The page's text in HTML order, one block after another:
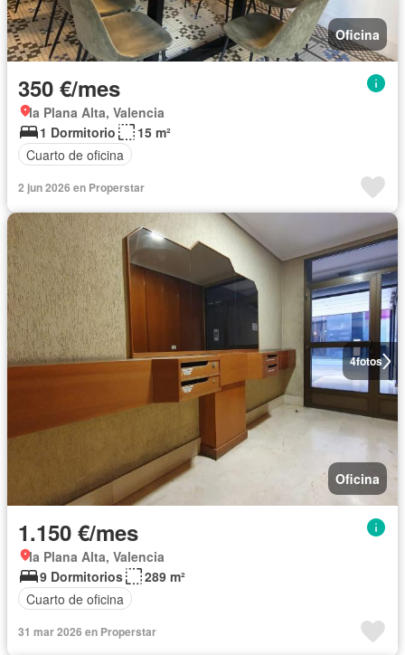
Oficina
350 €/mes
la Plana Alta, Valencia
1 Dormitorio
15 m²
Cuarto de oficina
2 jun 2026 en Properstar
4fotos
Oficina
1.150 €/mes
la Plana Alta, Valencia
9 Dormitorios
289 m²
Cuarto de oficina
31 mar 2026 en Properstar